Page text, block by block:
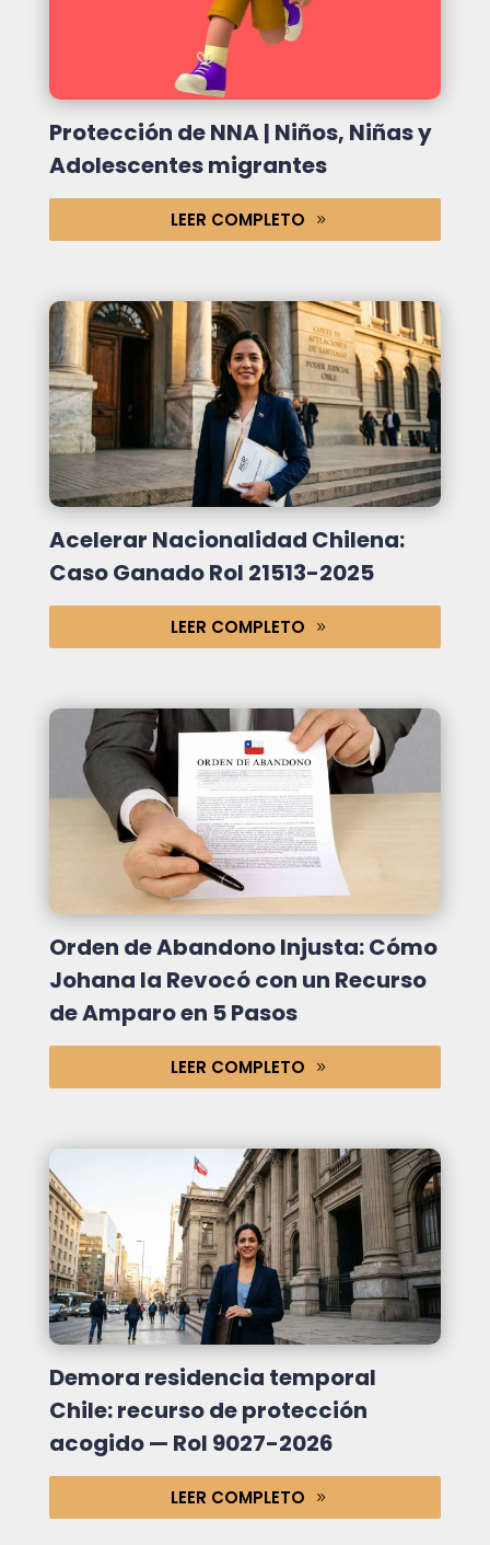
Protección de NNA | Niños, Niñas y
Adolescentes migrantes
LEER COMPLETO
Acelerar Nacionalidad Chilena:
Caso Ganado Rol 21513-2025
LEER COMPLETO
Orden de Abandono Injusta: Cómo
Johana la Revocó con un Recurso
de Amparo en 5 Pasos
LEER COMPLETO
Demora residencia temporal
Chile: recurso de protección
acogido — Rol 9027-2026
LEER COMPLETO